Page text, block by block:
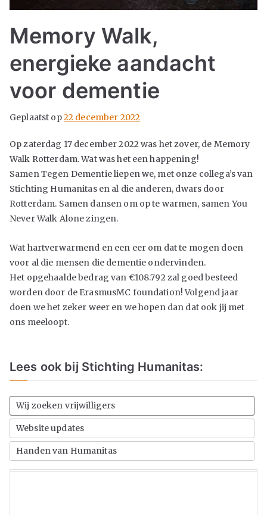
Memory Walk,
energieke aandacht
voor dementie
Geplaatst op22 december 2022
Op zaterdag 17 december 2022 was het zover, de Memory
Walk Rotterdam. Wat was het een happening!
Samen Tegen Dementie liepen we, met onze collega’s van
Stichting Humanitas en al die anderen, dwars door
Rotterdam. Samen dansen om op te warmen, samen You
Never Walk Alone zingen.
Wat hartverwarmend en een eer om dat te mogen doen
voor al die mensen die dementie ondervinden.
Het opgehaalde bedrag van €108.792 zal goed besteed
worden door de ErasmusMC foundation! Volgend jaar
doen we het zeker weer en we hopen dan dat ook jij met
ons meeloopt.
Lees ook bij Stichting Humanitas:
Wij zoeken vrijwilligers
Website updates
Handen van Humanitas